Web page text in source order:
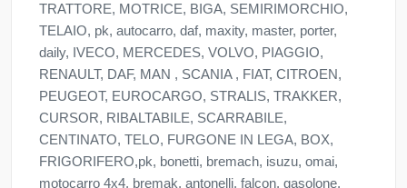
TRATTORE, MOTRICE, BIGA, SEMIRIMORCHIO,
TELAIO, pk, autocarro, daf, maxity, master, porter,
daily, IVECO, MERCEDES, VOLVO, PIAGGIO,
RENAULT, DAF, MAN , SCANIA , FIAT, CITROEN,
PEUGEOT, EUROCARGO, STRALIS, TRAKKER,
CURSOR, RIBALTABILE, SCARRABILE,
CENTINATO, TELO, FURGONE IN LEGA, BOX,
FRIGORIFERO,pk, bonetti, bremach, isuzu, omai,
motocarro 4x4, bremak, antonelli, falcon, gasolone,